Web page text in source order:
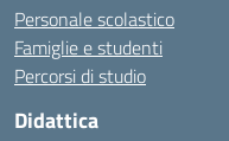
Personale scolastico
Famiglie e studenti
Percorsi di studio
Didattica